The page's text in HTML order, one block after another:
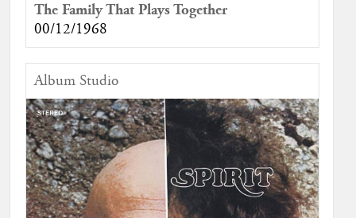
The Family That Plays Together
00/12/1968
Album Studio